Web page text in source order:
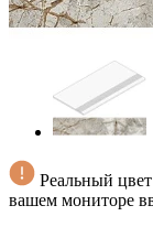
Реальный цвет
вашем мониторе